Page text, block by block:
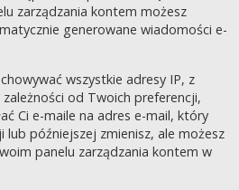
zarządzania kontem możesz
generowane wiadomości e-
wszystkie adresy IP, z
od Twoich preferencji,
Ci e-maile na adres e-mail, który
późniejszej zmienisz, ale możesz
panelu zarządzania kontem w